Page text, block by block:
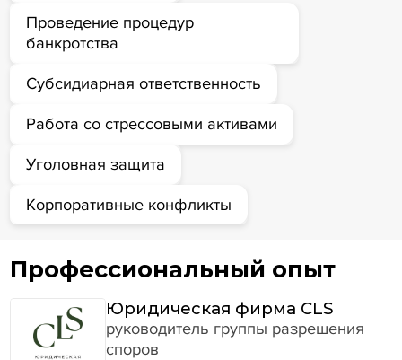
Проведение процедур
банкротства
Субсидиарная ответственность
Работа со стрессовыми активами
Уголовная защита
Корпоративные конфликты
Профессиональный опыт
Юридическая фирма CLS
руководитель группы разрешения
споров